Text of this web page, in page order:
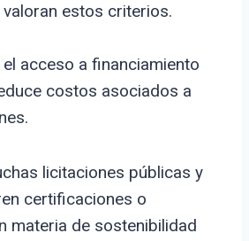
estos criterios.
acceso a financiamiento
costos asociados a
licitaciones públicas y
certificaciones o
materia de sostenibilidad